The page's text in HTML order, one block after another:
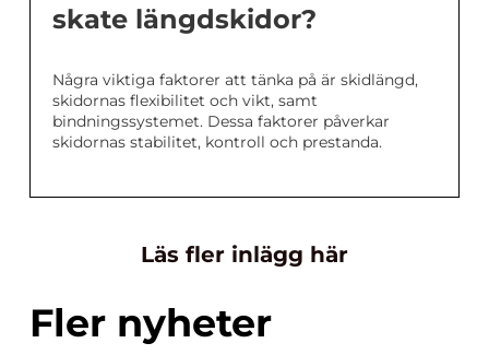
skate längdskidor?
Några viktiga faktorer att tänka på är skidlängd,
skidornas flexibilitet och vikt, samt
bindningssystemet. Dessa faktorer påverkar
skidornas stabilitet, kontroll och prestanda.
Läs fler inlägg här
Fler nyheter